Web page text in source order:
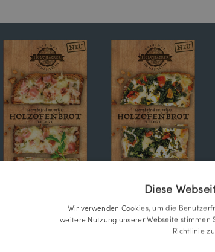
Diese
Wir verwenden Cookies, um die
weitere Nutzung unserer Webseite stimmen
Richtlinie